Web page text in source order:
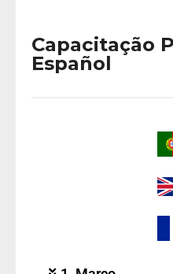
Capacitação
Español